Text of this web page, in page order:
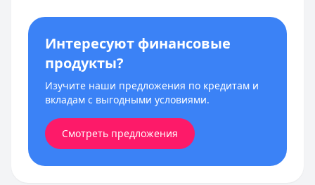
Интересуют финансовые
продукты?
Изучите наши предложения по кредитам и
вкладам с выгодными условиями.
Смотреть предложения